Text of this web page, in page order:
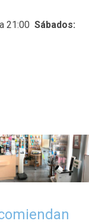
21:00 Sábados: